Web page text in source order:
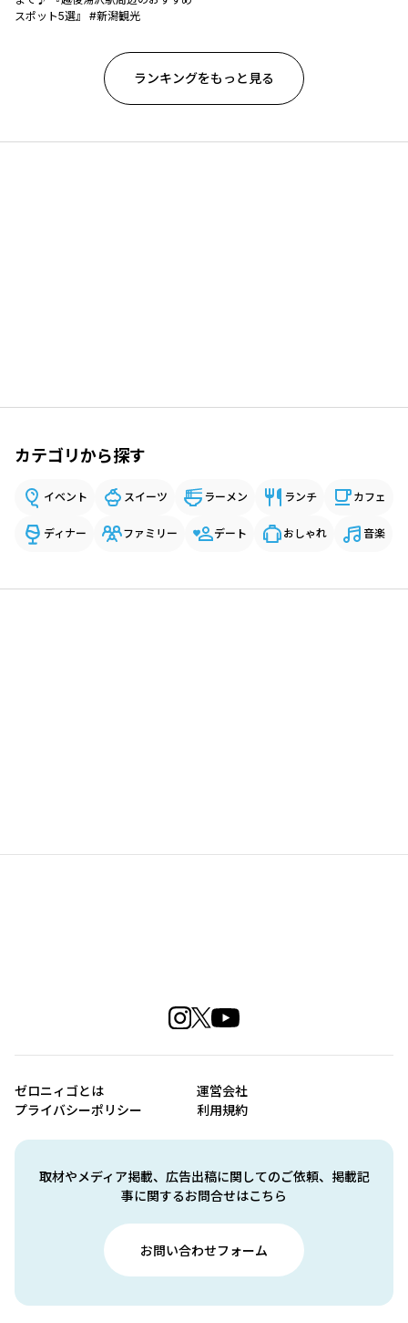
スポット5選』 #新潟観光
ランキングをもっと見る
カテゴリから探す
イベント スイーツ ラーメン ランチ カフェ
ディナー ファミリー デート おしゃれ 音楽
取材やメディア掲載、広告出稿に関してのご依頼、掲載記
事に関するお問合せはこちら
お問い合わせフォーム
ゼロニィゴとは
運営会社
プライバシーポリシー
利用規約